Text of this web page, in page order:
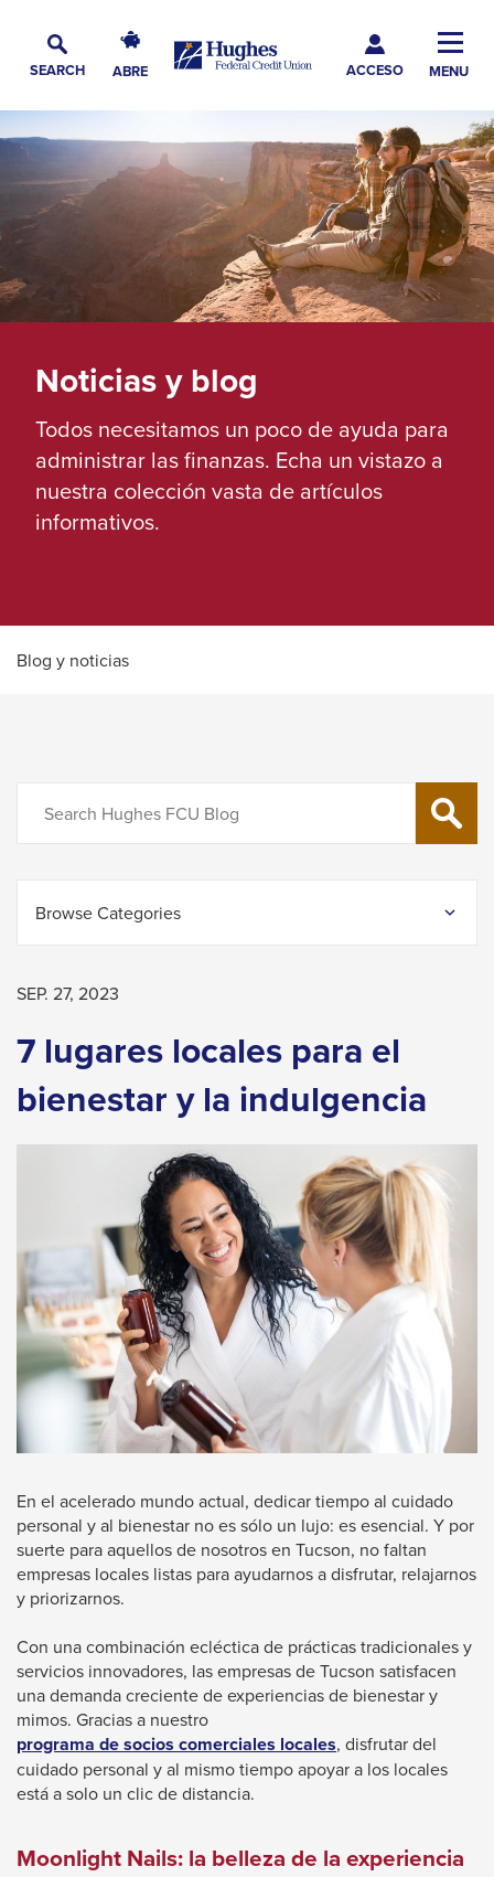
Navigation
Main
Content
Footer
SEARCH
búsqueda
ABRE
Federal
ACCESO
Main
MENU
The
site
navigation
utilizes
arrow,
enter,
escape,
space
bar
key
commands.
Left
and
move
across
top
expand
/
levels.
and
Down
arrows
will
menus
and
toggle
through
sub
tier
links.
and
space
open
menus
and
escape
closes
them
as
well.
will
Noticias y blog
Todos necesitamos un poco de ayuda para
administrar las finanzas. Echa un vistazo a
nuestra colección vasta de artículos
informativos.
Blog y noticias
SEARCH
Browse Categories
SEP. 27, 2023
7 lugares locales para el
bienestar y la indulgencia
En el acelerado mundo actual, dedicar tiempo al cuidado
personal y al bienestar no es sólo un lujo: es esencial. Y por
suerte para aquellos de nosotros en Tucson, no faltan
empresas locales listas para ayudarnos a disfrutar, relajarnos
y priorizarnos.
Con una combinación ecléctica de prácticas tradicionales y
servicios innovadores, las empresas de Tucson satisfacen
una demanda creciente de experiencias de bienestar y
mimos. Gracias a nuestro
programa de socios comerciales locales, disfrutar del
cuidado personal y al mismo tiempo apoyar a los locales
está a solo un clic de distancia.
Moonlight Nails: la belleza de la experiencia